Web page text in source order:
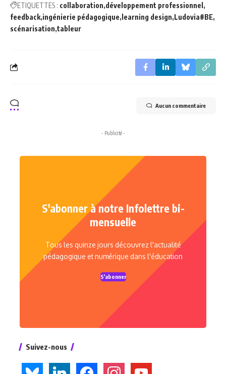
ETIQUETTES : collaboration développement professionnel
feedback ingénierie pédagogique learning design Ludovia#BE
scénarisation tableur
Aucun commentaire
- Publicité -
S'abonner à notre Infolettre bi-
mensuelle
Tous les quinze jours découvrez l'actualité
pédagogique et numérique dans l'éducation
S'abonner
Suivez-nous
bluesky linkedin facebook instagramyoutube